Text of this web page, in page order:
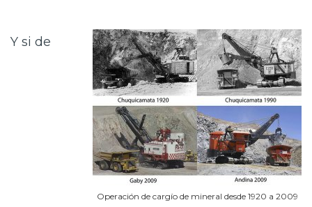
Operación de cargío de mineral desde 1920 a 2009
Y si de